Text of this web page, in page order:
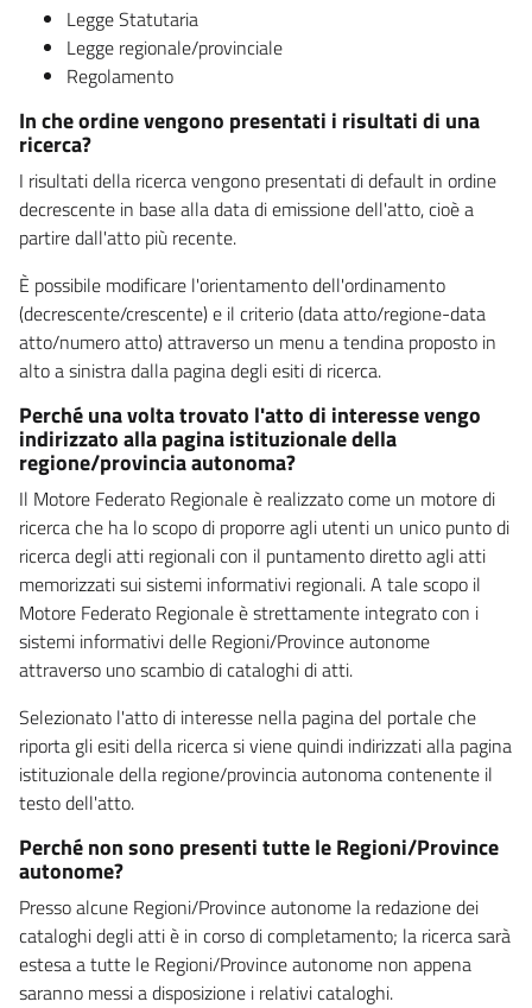
Legge Statutaria
Legge regionale/provinciale
Regolamento
In che ordine vengono presentati i risultati di una
ricerca?
I risultati della ricerca vengono presentati di default in ordine
decrescente in base alla data di emissione dell'atto, cioè a
partire dall'atto più recente.
È possibile modificare l'orientamento dell'ordinamento
(decrescente/crescente) e il criterio (data atto/regione-data
atto/numero atto) attraverso un menu a tendina proposto in
alto a sinistra dalla pagina degli esiti di ricerca.
Perché una volta trovato l'atto di interesse vengo
indirizzato alla pagina istituzionale della
regione/provincia autonoma?
Il Motore Federato Regionale è realizzato come un motore di
ricerca che ha lo scopo di proporre agli utenti un unico punto di
ricerca degli atti regionali con il puntamento diretto agli atti
memorizzati sui sistemi informativi regionali. A tale scopo il
Motore Federato Regionale è strettamente integrato con i
sistemi informativi delle Regioni/Province autonome
attraverso uno scambio di cataloghi di atti.
Selezionato l'atto di interesse nella pagina del portale che
riporta gli esiti della ricerca si viene quindi indirizzati alla pagina
istituzionale della regione/provincia autonoma contenente il
testo dell'atto.
Perché non sono presenti tutte le Regioni/Province
autonome?
Presso alcune Regioni/Province autonome la redazione dei
cataloghi degli atti è in corso di completamento; la ricerca sarà
estesa a tutte le Regioni/Province autonome non appena
saranno messi a disposizione i relativi cataloghi.